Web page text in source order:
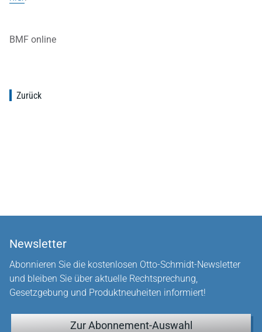
BMF online
Zurück
Newsletter
Abonnieren Sie die kostenlosen Otto-Schmidt-Newsletter
und bleiben Sie über aktuelle Rechtsprechung,
Gesetzgebung und Produktneuheiten informiert!
Zur Abonnement-Auswahl